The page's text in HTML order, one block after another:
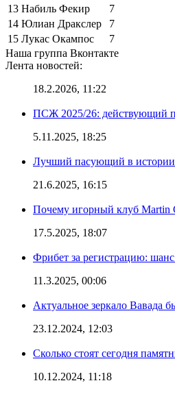
13 Набиль Фекир
7
14 Юлиан Дракслер
7
15 Лукас Окампос
7
Наша группа Вконтакте
Лента новостей:
18.2.2026, 11:22
ПСЖ 2025/26: действующий
5.11.2025, 18:25
Лучший пасующий в истории
21.6.2025, 16:15
Почему игорный клуб Martin
17.5.2025, 18:07
Фрибет за регистрацию:
11.3.2025, 00:06
Актуальное зеркало Вавада
23.12.2024, 12:03
Сколько стоят сегодня
10.12.2024, 11:18